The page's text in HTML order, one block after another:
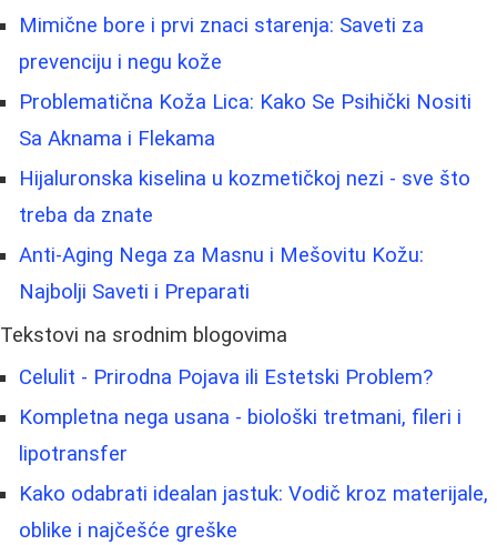
Mimične bore i prvi znaci starenja: Saveti za
prevenciju i negu kože
Problematična Koža Lica: Kako Se Psihički Nositi
Sa Aknama i Flekama
Hijaluronska kiselina u kozmetičkoj nezi - sve što
treba da znate
Anti-Aging Nega za Masnu i Mešovitu Kožu:
Najbolji Saveti i Preparati
Tekstovi na srodnim blogovima
Celulit - Prirodna Pojava ili Estetski Problem?
Kompletna nega usana - biološki tretmani, fileri i
lipotransfer
Kako odabrati idealan jastuk: Vodič kroz materijale,
oblike i najčešće greške